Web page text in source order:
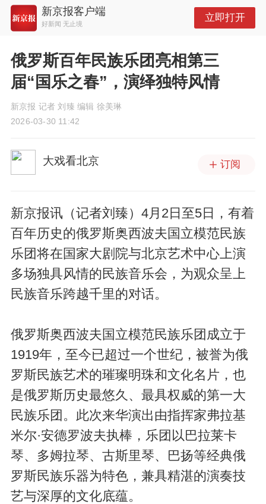
新京报客户端
好新闻 无止境
立即打开
俄罗斯百年民族乐团亮相第三
届“国乐之春”，演绎独特风情
新京报 记者 刘臻 编辑 徐美琳
2026-03-30 11:42
大戏看北京 订阅
新京报讯（记者刘臻）4月2日至5日，有着
百年历史的俄罗斯奥西波夫国立模范民族
乐团将在国家大剧院与北京艺术中心上演
多场独具风情的民族音乐会，为观众呈上
民族音乐跨越千里的对话。
俄罗斯奥西波夫国立模范民族乐团成立于
1919年，至今已超过一个世纪，被誉为俄
罗斯民族艺术的璀璨明珠和文化名片，也
是俄罗斯历史最悠久、最具权威的第一大
民族乐团。此次来华演出由指挥家弗拉基
米尔·安德罗波夫执棒，乐团以巴拉莱卡
琴、多姆拉琴、古斯里琴、巴扬等经典俄
罗斯民族乐器为特色，兼具精湛的演奏技
艺与深厚的文化底蕴。